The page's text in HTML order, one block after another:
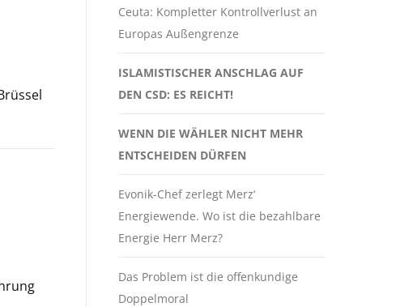
Ceuta: Kompletter Kontrollverlust an
Europas Außengrenze
ISLAMISTISCHER ANSCHLAG AUF
DEN CSD: ES REICHT!
WENN DIE WÄHLER NICHT MEHR
ENTSCHEIDEN DÜRFEN
Evonik-Chef zerlegt Merz‘
Energiewende. Wo ist die bezahlbare
Energie Herr Merz?
Das Problem ist die offenkundige
Doppelmoral